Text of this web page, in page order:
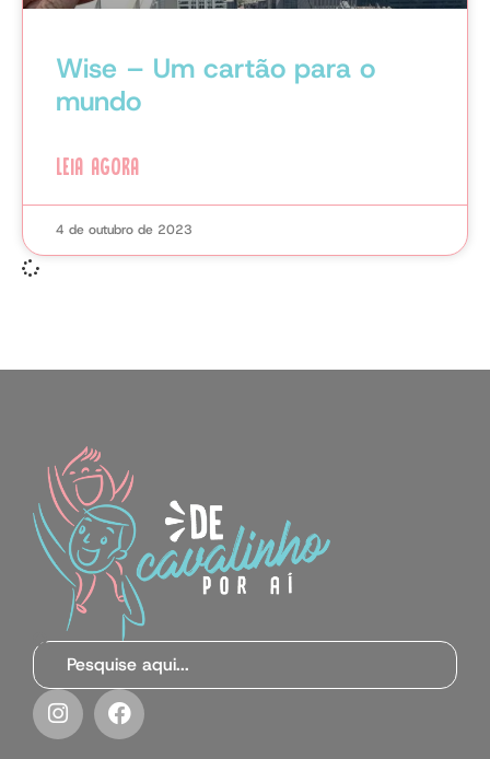
Wise – Um cartão para o
mundo
LEIA AGORA
4 de outubro de 2023